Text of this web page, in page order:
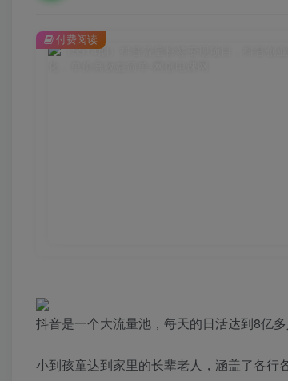
付费阅读
抖音是一个大流量池，每天的日活达到8亿多
小到孩童达到家里的长辈老人，涵盖了各行